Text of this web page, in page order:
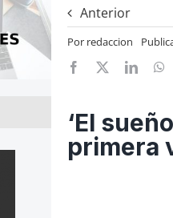
Anterior
Por redaccion
‘El
primera